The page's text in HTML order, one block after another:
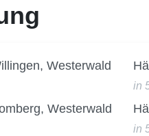
Westerwald
in
Westerwald
in